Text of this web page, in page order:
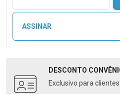
ASSINAR
DESCONTO
Exclusivo para